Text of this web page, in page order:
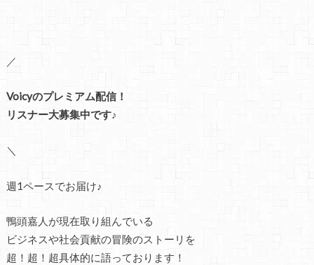
／
Voicyのプレミアム配信！
リスナー大募集中です♪
＼
週1ペースでお届け♪
鴨頭嘉人が現在取り組んでいる
ビジネスや社会貢献の冒険のストーリを
超！超！超具体的に語っております！